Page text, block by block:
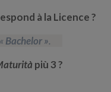
à la Licence ?
Bachelor ».
più 3 ?